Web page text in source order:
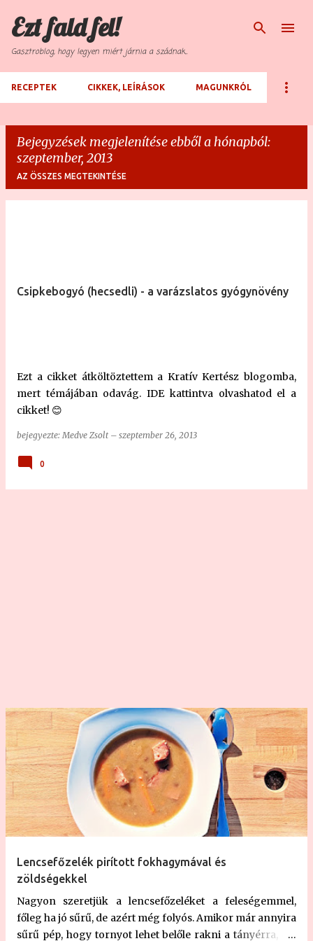
Ugrás a fő tartalomra
Ezt fald fel!
Gasztroblog, hogy legyen miért járnia a szádnak...
RECEPTEK CIKKEK, LEÍRÁSOK MAGUNKRÓL
Bejegyzések megjelenítése ebből a hónapból:
szeptember, 2013
AZ ÖSSZES MEGTEKINTÉSE
Csipkebogyó (hecsedli) - a varázslatos gyógynövény
Ezt a cikket átköltöztettem a Kratív Kertész blogomba,
mert témájában odavág. IDE kattintva olvashatod el a
cikket! 😊
bejegyezte:Medve Zsolt – szeptember 26, 2013
0
Lencsefőzelék pirított fokhagymával és
zöldségekkel
Nagyon szeretjük a lencsefőzeléket a feleségemmel,
főleg ha jó sűrű, de azért még folyós. Amikor már annyira
sűrű pép, hogy tornyot lehet belőle rakni a tányérra, azt